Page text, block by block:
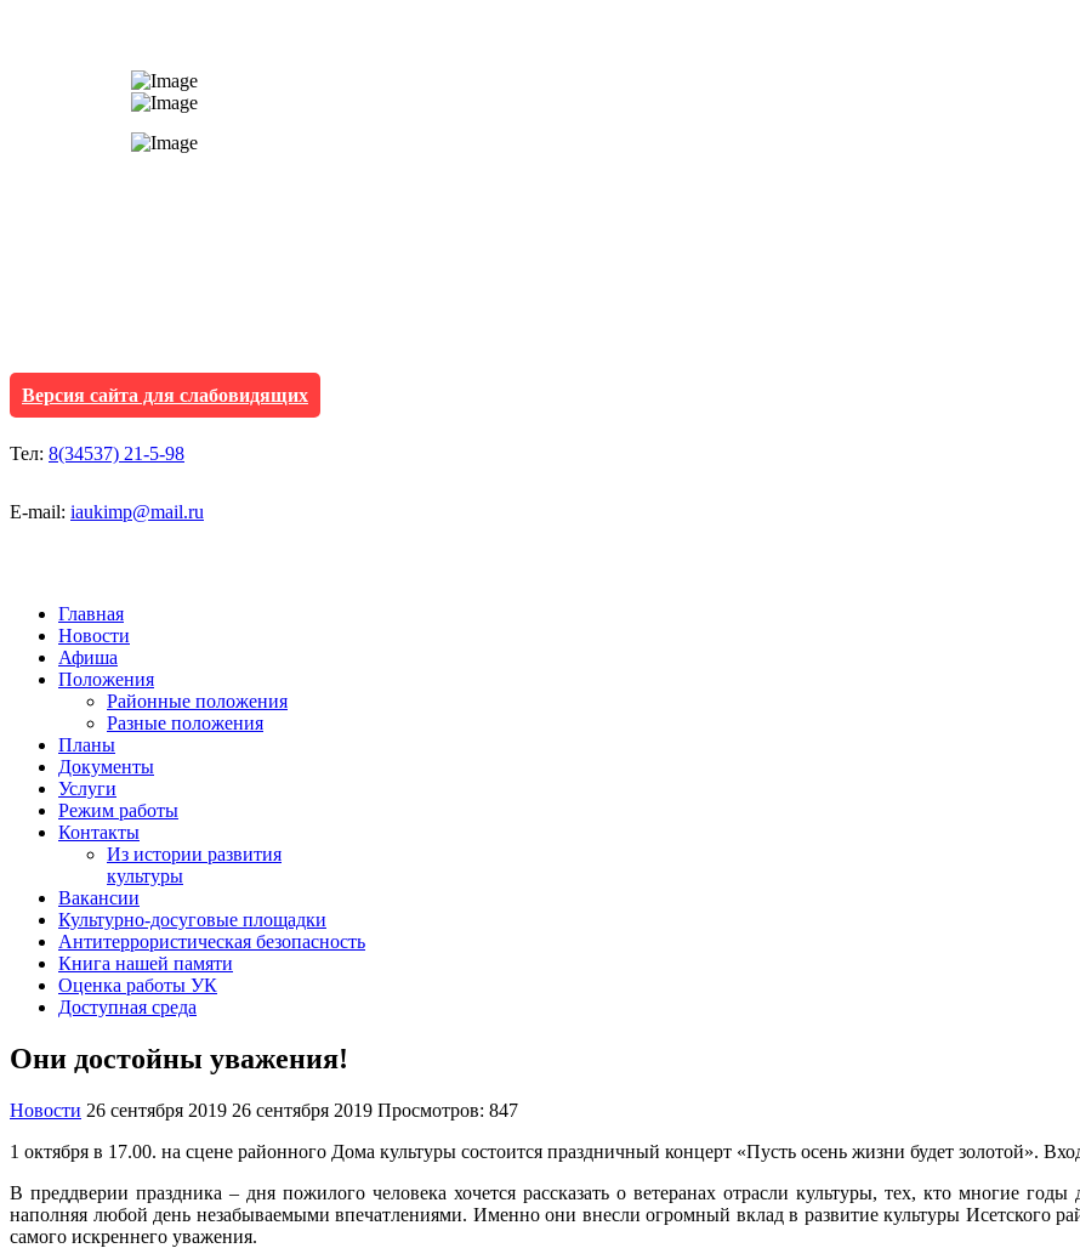
Версия сайта для слабовидящих
Тел: 8(34537) 21-5-98
E-mail: iaukimp@mail.ru
Главная
Новости
Афиша
Положения
Районные положения
Разные положения
Планы
Документы
Услуги
Режим работы
Контакты
Из истории развития
культуры
Вакансии
Культурно-досуговые площадки
Антитеррористическая безопасность
Книга нашей памяти
Оценка работы УК
Доступная среда
Они достойны уважения!
Новости 26 сентября 2019 26 сентября 2019 Просмотров: 847
1 октября в 17.00. на сцене районного Дома культуры состоится праздничный концерт «Пусть осень жизни будет золотой».
В преддверии праздника – дня пожилого человека хочется рассказать о ветеранах отрасли культуры, тех, кто многие
наполняя любой день незабываемыми впечатлениями. Именно они внесли огромный вклад в развитие культуры Исетского
самого искреннего уважения.